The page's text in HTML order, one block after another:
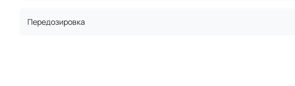
Передозировка